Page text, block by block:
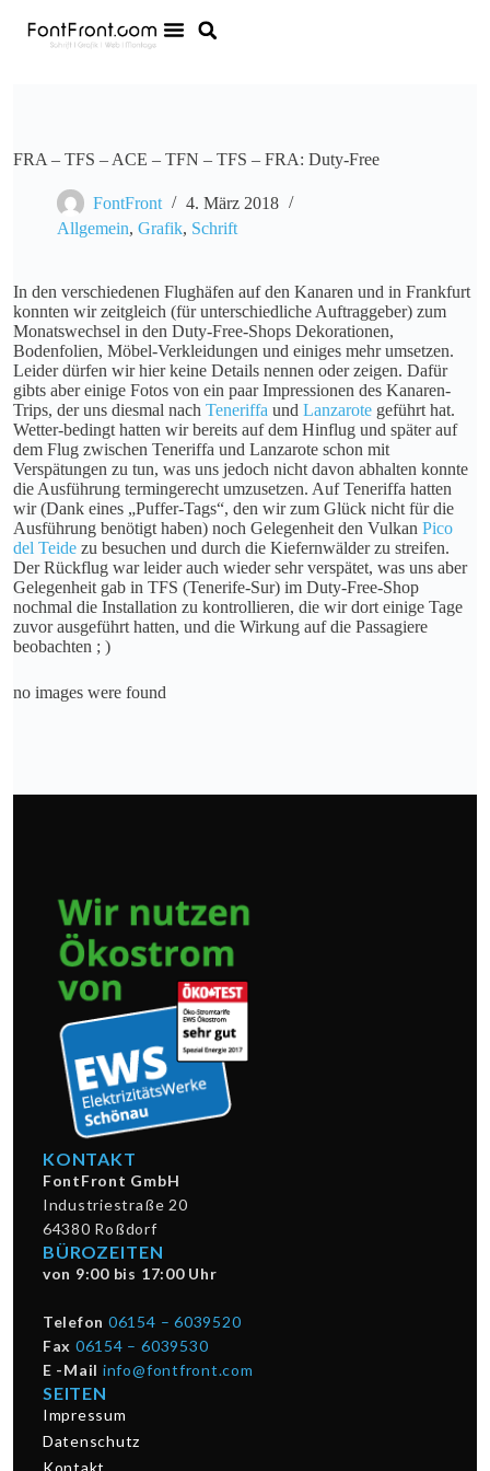
FRA – TFS – ACE – TFN – TFS – FRA: Duty-Free
FontFront
4. März 2018
Allgemein, Grafik, Schrift
In den verschiedenen Flughäfen auf den Kanaren und in Frankfurt
konnten wir zeitgleich (für unterschiedliche Auftraggeber) zum
Monatswechsel in den Duty-Free-Shops Dekorationen,
Bodenfolien, Möbel-Verkleidungen und einiges mehr umsetzen.
Leider dürfen wir hier keine Details nennen oder zeigen. Dafür
gibts aber einige Fotos von ein paar Impressionen des Kanaren-
Trips, der uns diesmal nach Teneriffa und Lanzarote geführt hat.
Wetter-bedingt hatten wir bereits auf dem Hinflug und später auf
dem Flug zwischen Teneriffa und Lanzarote schon mit
Verspätungen zu tun, was uns jedoch nicht davon abhalten konnte
die Ausführung termingerecht umzusetzen. Auf Teneriffa hatten
wir (Dank eines „Puffer-Tags“, den wir zum Glück nicht für die
Ausführung benötigt haben) noch Gelegenheit den Vulkan Pico
del Teide zu besuchen und durch die Kiefernwälder zu streifen.
Der Rückflug war leider auch wieder sehr verspätet, was uns aber
Gelegenheit gab in TFS (Tenerife-Sur) im Duty-Free-Shop
nochmal die Installation zu kontrollieren, die wir dort einige Tage
zuvor ausgeführt hatten, und die Wirkung auf die Passagiere
beobachten ; )
no images were found
KONTAKT
FontFront GmbH
Industriestraße 20
64380 Roßdorf
BÜROZEITEN
von 9:00 bis 17:00 Uhr
Telefon 06154 – 6039520
Fax 06154 – 6039530
E -Mail info@fontfront.com
SEITEN
Impressum
Datenschutz
Kontakt